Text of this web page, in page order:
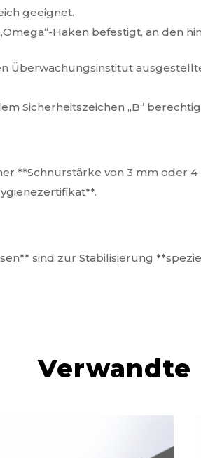
geeignet.
Haken befestigt, an den
Überwachungsinstitut
Sicherheitszeichen „B“
**Schnurstärke von 3 mm oder
sind zur Stabilisierung
Verwandte